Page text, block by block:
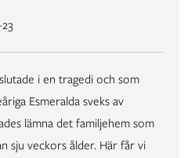
i en tragedi och som
Esmeralda sveks av
lämna det familjehem som
sju veckors ålder. Här får vi